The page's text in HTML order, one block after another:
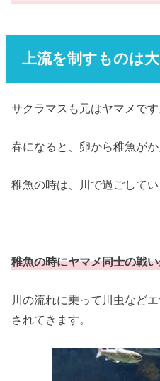
上流を制すものは
サクラマスも元はヤマメです
春になると、卵から稚魚がか
稚魚の時は、川で過ごしてい
稚魚の時にヤマメ同士の戦
川の流れに乗って川虫など
されてきます。